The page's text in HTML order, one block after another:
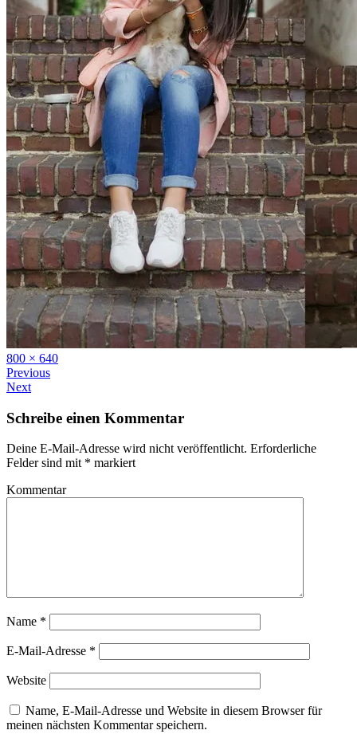
Full
size
800 × 640
Previous
Next
Schreibe einen Kommentar
Deine E-Mail-Adresse wird nicht veröffentlicht. Erforderliche
Felder sind mit * markiert
Kommentar
Name *
E-Mail-Adresse *
Website
Name, E-Mail-Adresse und Website in diesem Browser für
meinen nächsten Kommentar speichern.